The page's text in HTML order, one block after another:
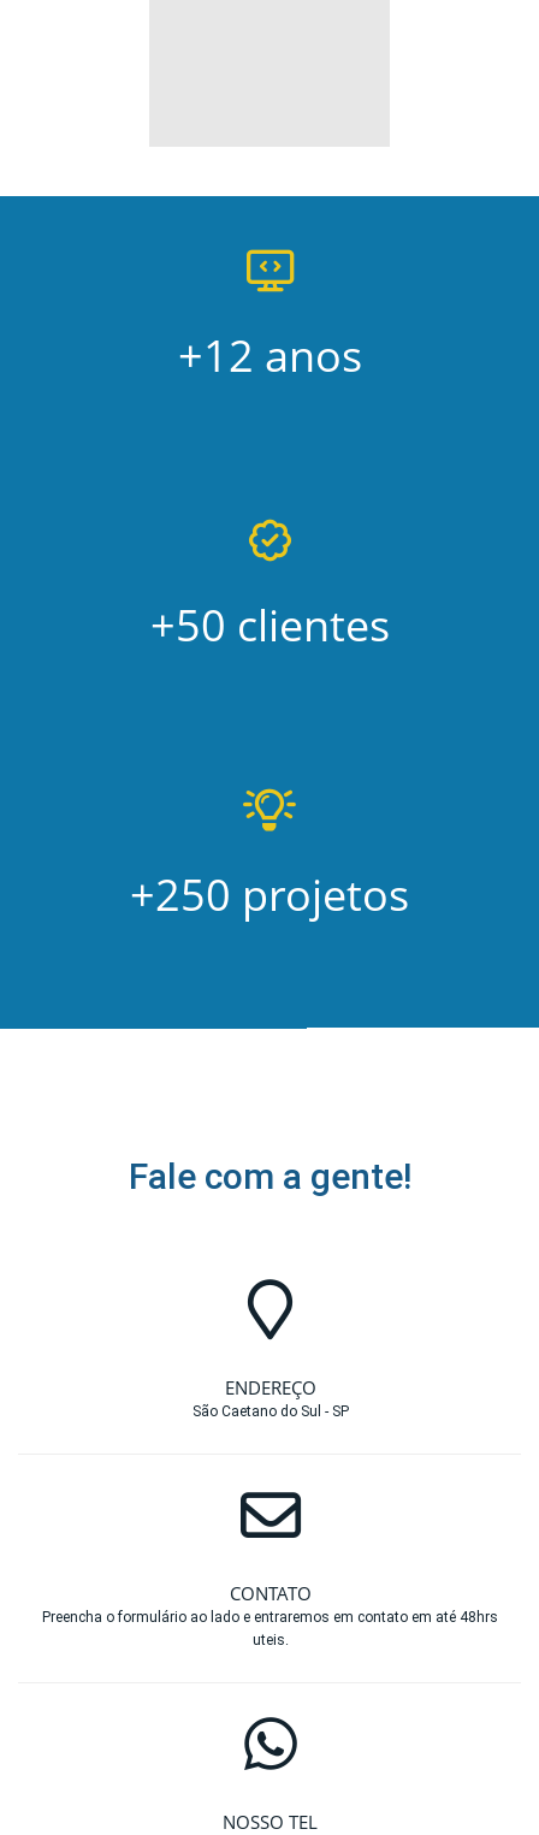
+12 anos
+50 clientes
+250 projetos
Fale com a gente!
ENDEREÇO
São Caetano do Sul - SP
CONTATO
Preencha o formulário ao lado e entraremos em contato em até 48hrs
uteis.
NOSSO TEL